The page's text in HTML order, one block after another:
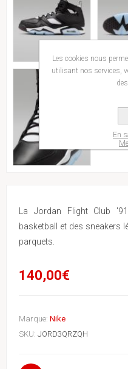
La Jordan Flight Club
basketball et des sneakers
parquets.
140,00€
Marque: Nike
SKU: JORD3QRZQH
Les cookies nous
utilisant nos services,
En